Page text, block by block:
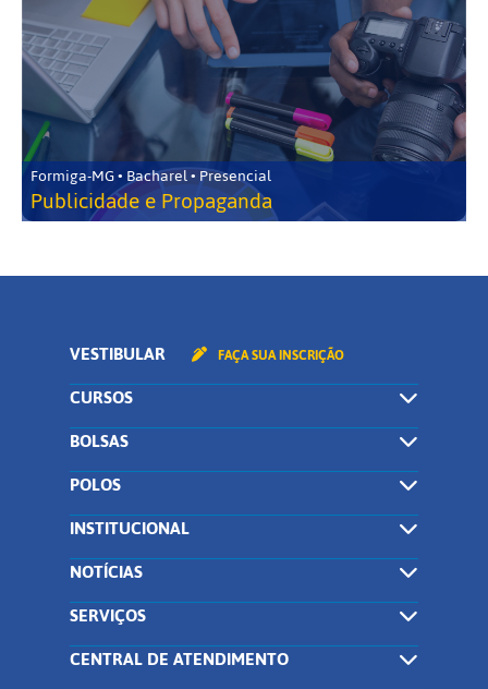
Formiga-MG • Bacharel • Presencial
Publicidade e Propaganda
VESTIBULAR FAÇA SUA INSCRIÇÃO
CURSOS
BOLSAS
POLOS
INSTITUCIONAL
NOTÍCIAS
SERVIÇOS
CENTRAL DE ATENDIMENTO